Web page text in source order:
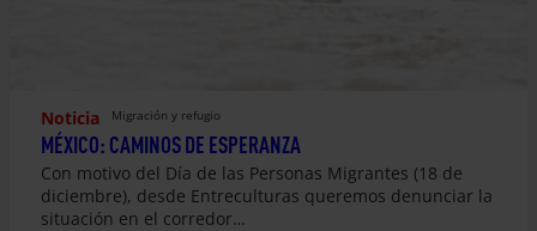
Noticia Migración y refugio
MÉXICO: CAMINOS DE ESPERANZA
Con motivo del Día de las Personas Migrantes (18 de
diciembre), desde Entreculturas queremos denunciar la
situación en el corredor…